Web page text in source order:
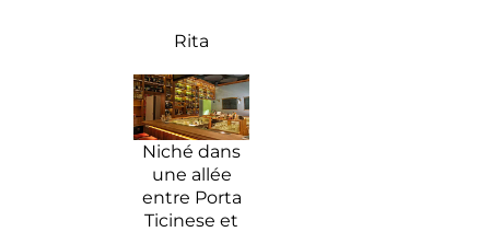
Rita
Niché dans
une allée
entre Porta
Ticinese et